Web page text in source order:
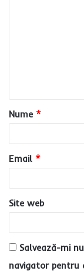
a
r
*
Nume *
Email *
Site web
Salvează-mi
navigator pentru